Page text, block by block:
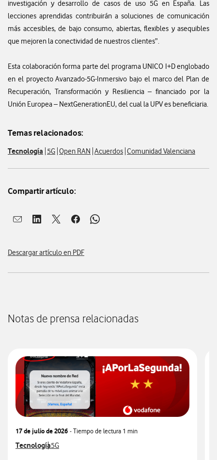
investigación y desarrollo de casos de uso 5G en España. Las
lecciones aprendidas contribuirán a soluciones de comunicación
más accesibles, de bajo consumo, abiertas, flexibles y asequibles
que mejoren la conectividad de nuestros clientes”.
Esta colaboración forma parte del programa UNICO I+D englobado
en el proyecto Avanzado-5G-Inmersivo bajo el marco del Plan de
Recuperación, Transformación y Resiliencia – financiado por la
Unión Europea – NextGenerationEU, del cual la UPV es beneficiaria.
Temas relacionados:
Tecnología 5G Open RAN Acuerdos Comunidad Valenciana
Compartir artículo:
Abrir ventana para compartir en mail
Abrir ventana para compartir en linkedin
Abrir ventana para compartir en twitter
Abrir ventana para compartir en facebook
Abrir ventana para compartir en
Descargar artículo en PDF
Notas de prensa relacionadas
17 de julio de 2026 - Tiempo de lectura 1 min
Ver más notas de prensa relacionados con
TecnologíaVer más notas de prensa relacionados con
5G